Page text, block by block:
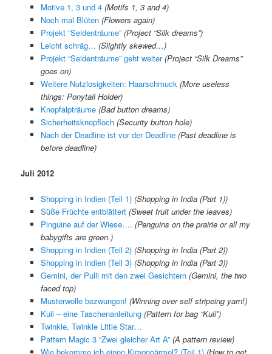
Motive 1, 3 und 4 (Motifs 1, 3 and 4)
Noch mal Blüten (Flowers again)
Projekt “Seidenträume” (Project “Silk dreams”)
Leicht schräg… (Slightly skewed…)
Projekt “Seidenträume” geht weiter (Project “Silk Dreams”
goes on)
Weitere Nutzlosigkeiten: Haarschmuck (More useless
things: Ponytail Holder)
Knopfalpträume (Bad button dreams)
Sicherheitsknopfloch (Security button hole)
Nach der Deadline ist vor der Deadline (Past deadline is
before deadline)
Juli 2012
Shopping in Indien (Teil 1) (Shopping in India (Part 1))
Süße Früchte entblättert (Sweet fruit under the leaves)
Pinguine auf der Wiese…. (Penguins on the prairie or all my
babygifts are green.)
Shopping in Indien (Teil 2) (Shopping in India (Part 2))
Shopping in Indien (Teil 3) (Shopping in India (Part 3))
Gemini, der Pulli mit den zwei Gesichtern (Gemini, the two
faced top)
Musterwolle bezwungen! (Winning over self stripeing yarn!)
Kuli – eine Taschenanleitung (Pattern for bag “Kuli”)
Twinkle, Twinkle Little Star…
Pattern Magic 3 “Zwei gleicher Art A” (A pattern review)